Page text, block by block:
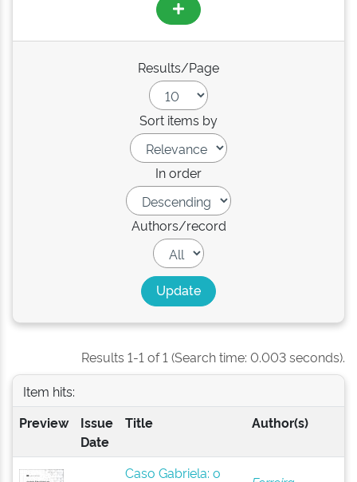
Results/Page
Sort items by
In order
Authors/record
Results 1-1 of 1 (Search time: 0.003 seconds).
Item hits:
Preview
Issue
Date
Title Author(s)
Caso Gabriela: o